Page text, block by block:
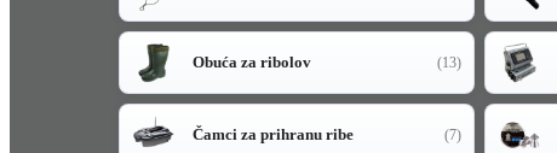
Obuća za ribolov (13)
Čamci za prihranu ribe (7)